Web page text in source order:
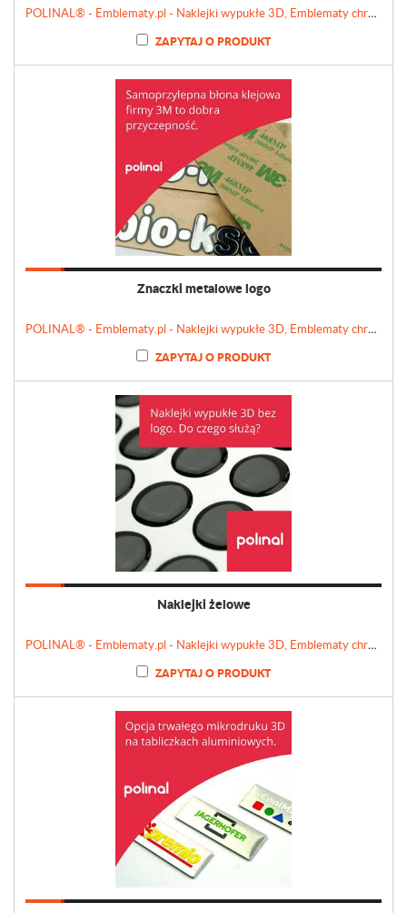
POLINAL® - Emblematy.pl - Naklejki wypukłe 3D, Emblematy chromowane, Tabliczki, Etykiety
ZAPYTAJ O PRODUKT
Znaczki metalowe logo
POLINAL® - Emblematy.pl - Naklejki wypukłe 3D, Emblematy chromowane, Tabliczki, Etykiety
ZAPYTAJ O PRODUKT
Naklejki żelowe
POLINAL® - Emblematy.pl - Naklejki wypukłe 3D, Emblematy chromowane, Tabliczki, Etykiety
ZAPYTAJ O PRODUKT